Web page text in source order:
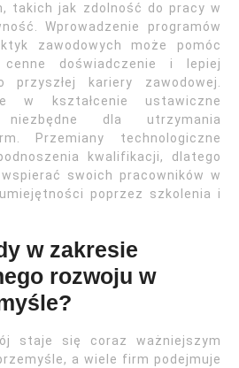
takich jak zdolność do pracy w
Wprowadzenie programów
zawodowych może pomóc
doświadczenie i lepiej
przyszłej kariery zawodowej.
w kształcenie ustawiczne
dla utrzymania
Przemiany technologiczne
kwalifikacji, dlatego
swoich pracowników w
poprzez szkolenia i
w zakresie
rozwoju w
staje się coraz ważniejszym
a wiele firm podejmuje